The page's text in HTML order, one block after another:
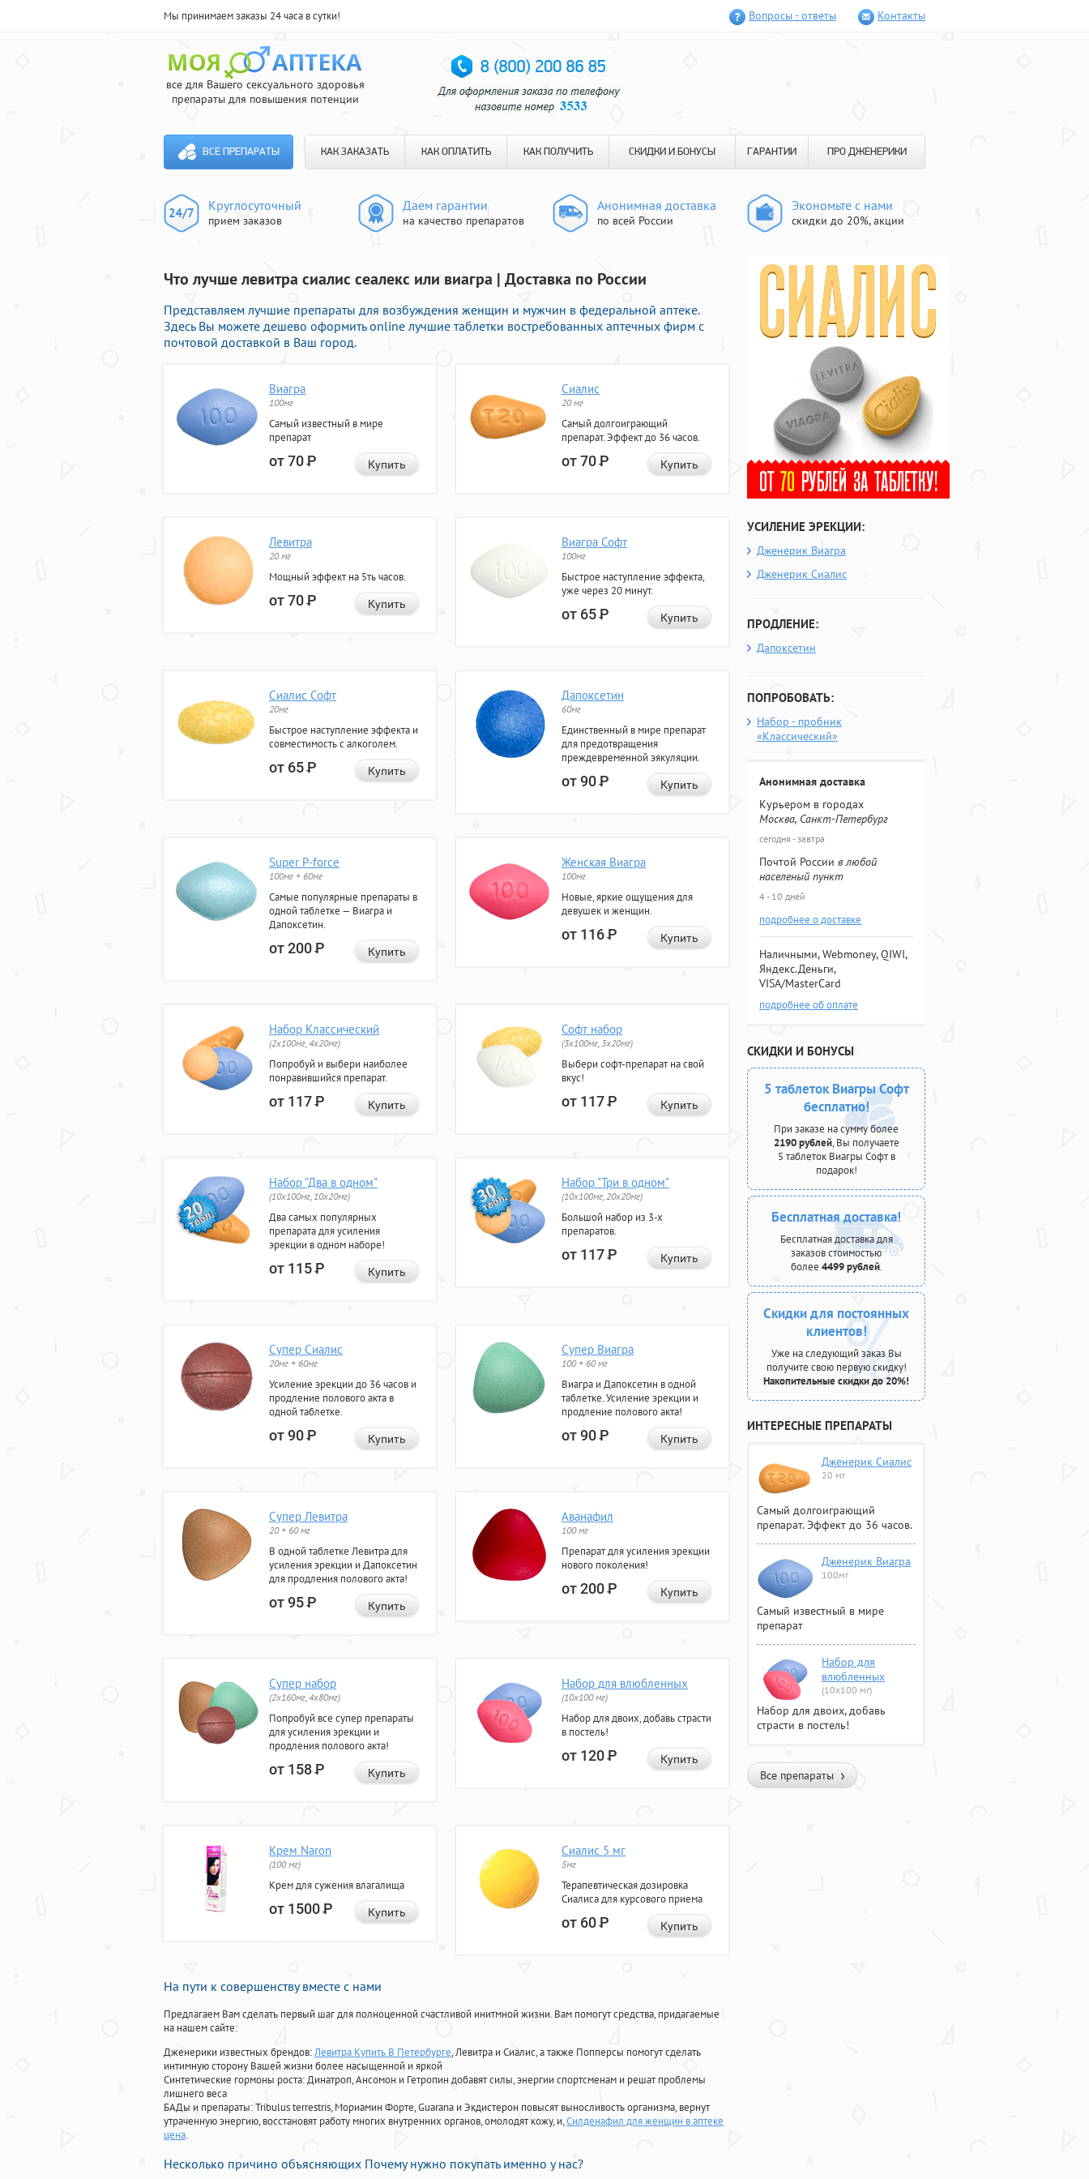
Мы принимаем заказы 24 часа в сутки! Вопросы - ответы Контакты
все для Вашего сексуального здоровья
препараты для повышения потенции
ВСЕ ПРЕПАРАТЫ КАК ЗАКАЗАТЬ КАК ОПЛАТИТЬ КАК ПОЛУЧИТЬ СКИДКИ И БОНУСЫ ГАРАНТИИ ПРО ДЖЕНЕРИКИ
Круглосуточный
прием заказов
Даем гарантии
на качество препаратов
Анонимная доставка
по всей России
Экономьте с нами
скидки до 20%, акции
Что лучше левитра сиалис сеалекс или виагра | Доставка по России
Представляем лучшие препараты для возбуждения женщин и мужчин в федеральной аптеке.
Здесь Вы можете дешево оформить online лучшие таблетки востребованных аптечных фирм с
почтовой доставкой в Ваш город.
Виагра
100мг
Самый известный в мире
препарат
от 70Р Купить
Сиалис
20 мг
Самый долгоиграющий
препарат. Эффект до 36 часов.
от 70Р Купить
Левитра
20 мг
Мощный эффект на 5ть часов.
от 70Р Купить
Виагра Софт
100мг
Быстрое наступление эффекта,
уже через 20 минут.
от 65Р Купить
Сиалис Софт
20мг
Быстрое наступление эффекта и
совместимость с алкоголем.
от 65Р Купить
Дапоксетин
60мг
Единственный в мире препарат
для предотвращения
преждевременной эякуляции.
от 90Р Купить
Super P-force
100мг + 60мг
Самые популярные препараты в
одной таблетке — Виагра и
Дапоксетин.
от 200Р Купить
Женская Виагра
100мг
Новые, яркие ощущения для
девушек и женщин.
от 116Р Купить
Набор Классический
(2x100мг, 4x20мг)
Попробуй и выбери наиболее
понравившийся препарат.
от 117Р Купить
Софт набор
(3x100мг, 3x20мг)
Выбери софт-препарат на свой
вкус!
от 117Р Купить
Набор "Два в одном"
(10x100мг, 10x20мг)
Два самых популярных
препарата для усиления
эрекции в одном наборе!
от 115Р Купить
Набор "Три в одном"
(10x100мг, 20x20мг)
Большой набор из 3-х
препаратов.
от 117Р Купить
Супер Сиалис
20мг + 60мг
Усиление эрекции до 36 часов и
продление полового акта в
одной таблетке.
от 90Р Купить
Супер Виагра
100 + 60 мг
Виагра и Дапоксетин в одной
таблетке. Усиление эрекции и
продление полового акта!
от 90Р Купить
Супер Левитра
20 + 60 мг
В одной таблетке Левитра для
усиления эрекции и Дапоксетин
для продления полового акта!
от 95Р Купить
Аванафил
100 мг
Препарат для усиления эрекции
нового поколения!
от 200Р Купить
Супер набор
(2х160мг, 4х80мг)
Попробуй все супер препараты
для усиления эрекции и
продления полового акта!
от 158Р Купить
Набор для влюбленных
(10х100 мг)
Набор для двоих, добавь страсти
в постель!
от 120Р Купить
Крем Naron
(100 мг)
Крем для сужения влагалища
от 1500Р Купить
Сиалис 5 мг
5мг
Терапевтическая дозировка
Сиалиса для курсового приема
от 60Р Купить
На пути к совершенству вместе с нами
Предлагаем Вам сделать первый шаг для полноценной счастливой инитмной жизни. Вам помогут средства, придагаемые
на нашем сайте:
Дженерики известных брендов:Левитра Купить В Петербурге, Левитра и Сиалис, а также Попперсы помогут сделать
интимную сторону Вашей жизни более насыщенной и яркой
Синтетические гормоны роста: Динатроп, Ансомон и Гетропин добавят силы, энергии спортсменам и решат проблемы
лишнего веса
БАДы и препараты:Tribulus terrestris, Мориамин Форте, Guarana и Экдистерон повысят выносливость организма, вернут
утраченную энергию, восстановят работу многих внутренних органов, омолодят кожу, и,Силденафил для женщин в аптеке
цена.
Несколько причино объясняющих Почему нужно покупать именно у нас?
УСИЛЕНИЕ ЭРЕКЦИИ:
Дженерик Виагра
Дженерик Сиалис
ПРОДЛЕНИЕ:
Дапоксетин
ПОПРОБОВАТЬ:
Набор - пробник
«Классический»
Анонимная доставка
Курьером в городах
Москва, Санкт-Петербург
сегодня - завтра
Почтой России в любой
населеный пункт
4 - 10 дней
подробнее о доставке
Наличными, Webmoney, QIWI,
Яндекс.Деньги,
VISA/MasterCard
подробнее об оплате
СКИДКИ И БОНУСЫ
5 таблеток Виагры Софт
бесплатно!
При заказе на сумму более
2190 рублей, Вы получаете
5 таблеток Виагры Софт в
подарок!
Бесплатная доставка!
Бесплатная доставка для
заказов стоимостью
более 4499 рублей.
Скидки для постоянных
клиентов!
Уже на следующий заказ Вы
получите свою первую скидку!
Накопительные скидки до 20%!
ИНТЕРЕСНЫЕ ПРЕПАРАТЫ
Дженерик Сиалис
20 мг
Самый долгоиграющий
препарат. Эффект до 36 часов.
Дженерик Виагра
100мг
Самый известный в мире
препарат
Набор для
влюбленных
(10х100 мг)
Набор для двоих, добавь
страсти в постель!
Все препараты